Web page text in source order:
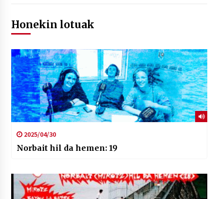
Honekin lotuak
2025/04/30
Norbait hil da hemen: 19